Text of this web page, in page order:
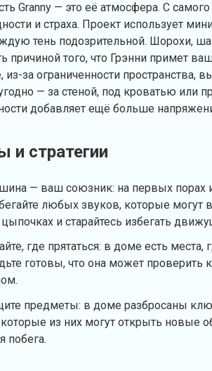
Granny — это её атмосфера. С
и страха. Проект использует
тень подозрительной. Шорохи,
причиной того, что Грэнни примет
из-за ограниченности пространства,
— за стеной, под кроватью или
добавляет ещё больше
и стратегии
— ваш союзник: на первых порах
любых звуков, которые
цыпочках и старайтесь избегать
где прятаться: в доме есть
готовы, что она может проверить
предметы: в доме разбросаны
из них могут открыть новые
побега.